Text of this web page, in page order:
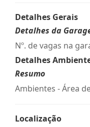
Detalhes Gerais
Detalhes da
Nº. de vagas na
Detalhes
Resumo
Ambientes - Área
Localização